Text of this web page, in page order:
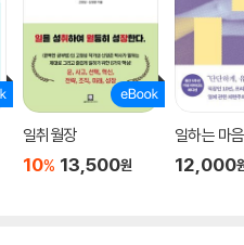
일취월장
10% 13,500원
일하는 마음
12,000